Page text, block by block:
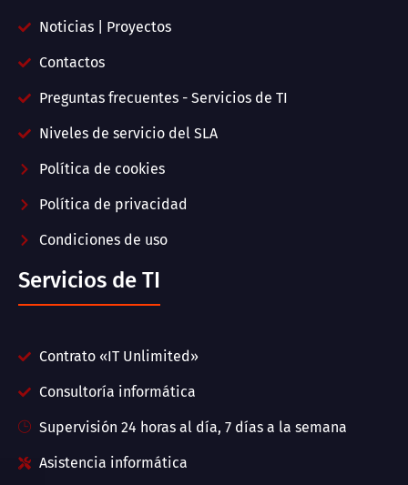
Noticias | Proyectos
Contactos
Preguntas frecuentes - Servicios de TI
Niveles de servicio del SLA
Política de cookies
Política de privacidad
Condiciones de uso
Servicios de TI
Contrato «IT Unlimited»
Consultoría informática
Supervisión 24 horas al día, 7 días a la semana
Asistencia informática